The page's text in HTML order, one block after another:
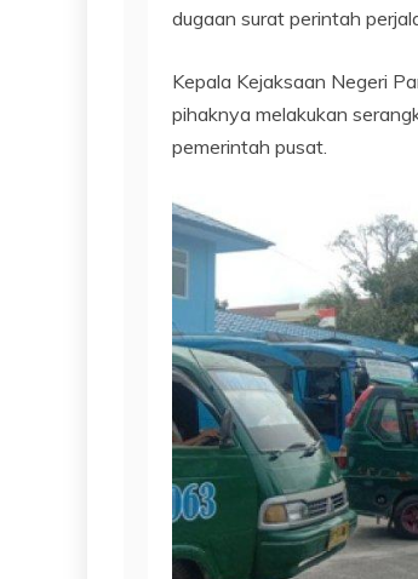
dugaan surat perintah
Kepala Kejaksaan Negeri
pihaknya melakukan
pemerintah pusat.